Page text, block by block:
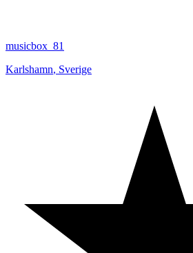
musicbox_81
Karlshamn, Sverige